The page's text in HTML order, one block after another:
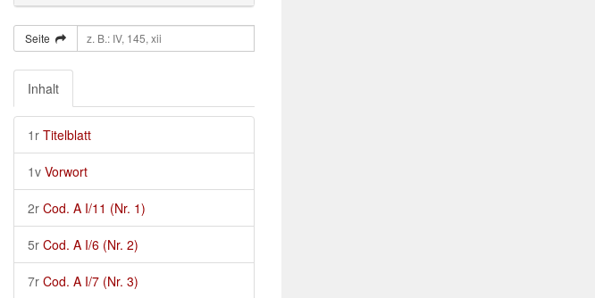
Seite
Inhalt
1r Titelblatt
1v Vorwort
2r Cod. A I/11 (Nr. 1)
5r Cod. A I/6 (Nr. 2)
7r Cod. A I/7 (Nr. 3)